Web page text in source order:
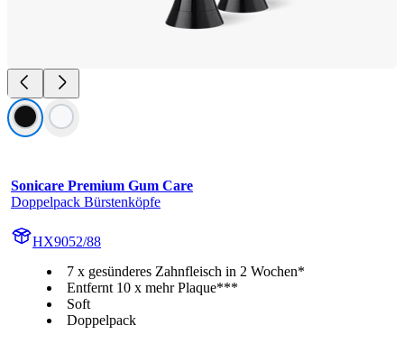
Sonicare Premium Gum Care
Doppelpack Bürstenköpfe
HX9052/88
7 x gesünderes Zahnfleisch in 2 Wochen*
Entfernt 10 x mehr Plaque***
Soft
Doppelpack